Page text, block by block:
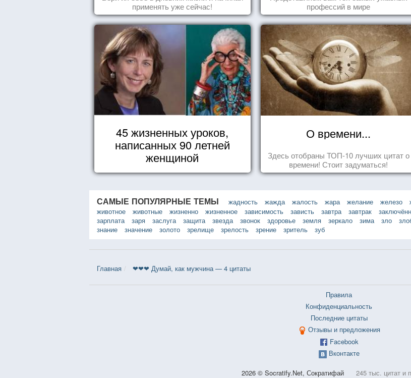
применять уже сейчас!
профессий в мире
45 жизненных уроков,
написанных 90 летней
женщиной
О времени...
Здесь отобраны ТОП-10 лучших цитат о
времени! Стоит задуматься!
САМЫЕ ПОПУЛЯРНЫЕ ТЕМЫ жадность жажда жалость жара желание железо
животное
животные жизненно жизненное зависимость зависть завтра завтрак
зарплата
заря заслуга защита звезда звонок здоровье земля зеркало зима зло
знание
значение золото зрелище зрелость зрение зритель зуб
Главная ❤❤❤ Думай, как мужчина — 4 цитаты
Правила
Конфиденциальность
Последние цитаты
Отзывы и предложения
Facebook
Вконтакте
2026 © Socratify.Net, Сократифай 245 тыс. цитат и